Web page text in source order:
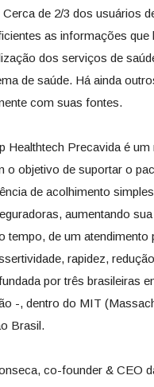
de 2/3 dos usuários
as informações
dos serviços de
de saúde. Há ainda
com suas fontes.
Healthtech Precavida é
o objetivo de suportar o
de acolhimento
aumentando
tempo, de um
rapidez,
por três brasileiras
-, dentro do MIT
Brasil.
co-founder & CEO